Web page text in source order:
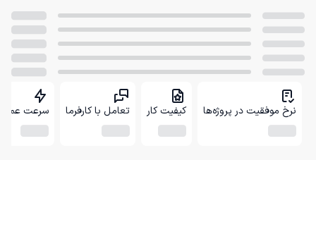
نرخ موفقیت در پروژه‌ها کیفیت کار تعامل با کارفرما سرعت عمل